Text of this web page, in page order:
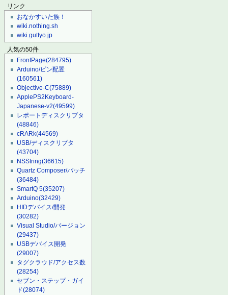
リンク
おなかすいた族！
wiki.nothing.sh
wiki.guttyo.jp
人気の50件
FrontPage(284795)
Arduino/ピン配置
(160561)
Objective-C(75889)
ApplePS2Keyboard-
Japanese-v2(49599)
レポートディスクリプタ
(48846)
cRARk(44569)
USB/ディスクリプタ
(43704)
NSString(36615)
Quartz Composer/パッチ
(36484)
SmartQ 5(35207)
Arduino(32429)
HIDデバイス/開発
(30282)
Visual Studio/バージョン
(29437)
USBデバイス開発
(29007)
タグクラウド/アクセス数
(28254)
セブン・ステップ・ガイ
ド(28074)